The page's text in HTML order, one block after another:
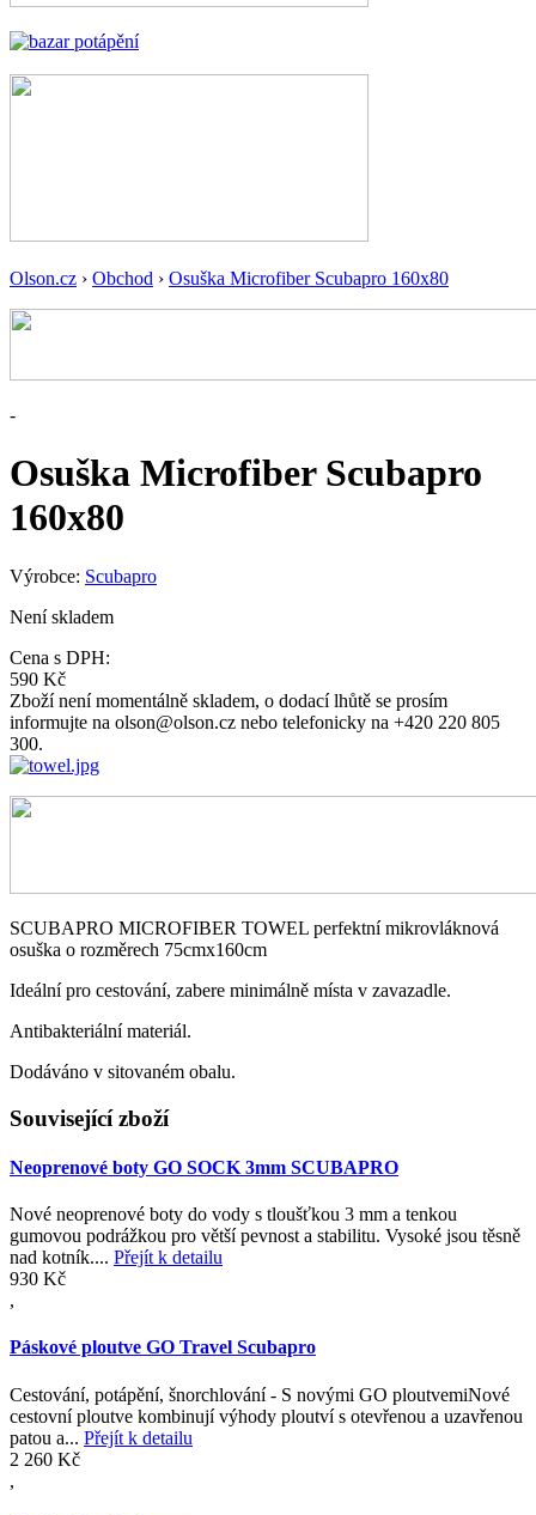
Olson.cz › Obchod › Osuška Microfiber Scubapro 160x80
-
Osuška Microfiber Scubapro
160x80
Výrobce: Scubapro
Není skladem
Cena s DPH:
590 Kč
Zboží není momentálně skladem, o dodací lhůtě se prosím
informujte na olson@olson.cz nebo telefonicky na +420 220 805
300.
SCUBAPRO MICROFIBER TOWEL perfektní mikrovláknová
osuška o rozměrech 75cmx160cm
Ideální pro cestování, zabere minimálně místa v zavazadle.
Antibakteriální materiál.
Dodáváno v sitovaném obalu.
Související zboží
Neoprenové boty GO SOCK 3mm SCUBAPRO
Nové neoprenové boty do vody s tloušťkou 3 mm a tenkou
gumovou podrážkou pro větší pevnost a stabilitu. Vysoké jsou těsně
nad kotník.... Přejít k detailu
930 Kč
,
Páskové ploutve GO Travel Scubapro
Cestování, potápění, šnorchlování - S novými GO ploutvemiNové
cestovní ploutve kombinují výhody ploutví s otevřenou a uzavřenou
patou a... Přejít k detailu
2 260 Kč
,